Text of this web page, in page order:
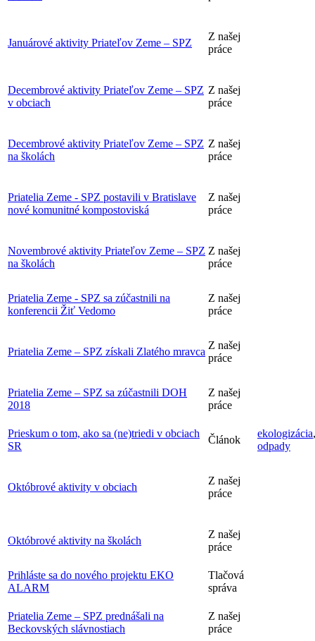
Januárové aktivity Priateľov Zeme – SPZ
Z našej
práce
Decembrové aktivity Priateľov Zeme – SPZ
v obciach
Z našej
práce
Decembrové aktivity Priateľov Zeme – SPZ
na školách
Z našej
práce
Priatelia Zeme - SPZ postavili v Bratislave
nové komunitné kompostoviská
Z našej
práce
Novembrové aktivity Priateľov Zeme – SPZ
na školách
Z našej
práce
Priatelia Zeme - SPZ sa zúčastnili na
konferencii Žiť Vedomo
Z našej
práce
Priatelia Zeme – SPZ získali Zlatého mravca
Z našej
práce
Priatelia Zeme – SPZ sa zúčastnili DOH
2018
Z našej
práce
Prieskum o tom, ako sa (ne)triedi v obciach
SR
Článok
ekologizácia,
odpady
Októbrové aktivity v obciach
Z našej
práce
Októbrové aktivity na školách
Z našej
práce
Prihláste sa do nového projektu EKO
ALARM
Tlačová
správa
Priatelia Zeme – SPZ prednášali na
Beckovských slávnostiach
Z našej
práce